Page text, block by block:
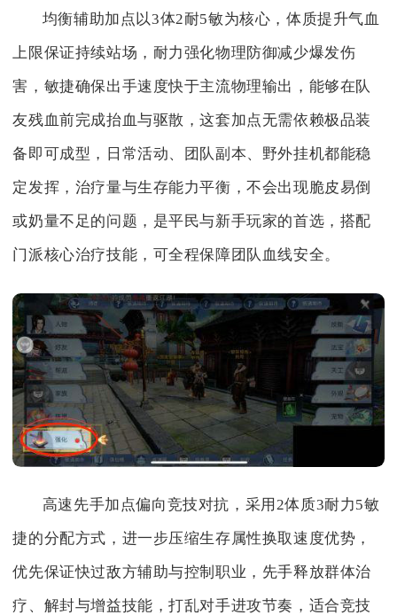
均衡辅助加点以3体2耐5敏为核心，体质提升气血
上限保证持续站场，耐力强化物理防御减少爆发伤
害，敏捷确保出手速度快于主流物理输出，能够在队
友残血前完成抬血与驱散，这套加点无需依赖极品装
备即可成型，日常活动、团队副本、野外挂机都能稳
定发挥，治疗量与生存能力平衡，不会出现脆皮易倒
或奶量不足的问题，是平民与新手玩家的首选，搭配
门派核心治疗技能，可全程保障团队血线安全。
高速先手加点偏向竞技对抗，采用2体质3耐力5敏
捷的分配方式，进一步压缩生存属性换取速度优势，
优先保证快过敌方辅助与控制职业，先手释放群体治
疗、解封与增益技能，打乱对手进攻节奏，适合竞技